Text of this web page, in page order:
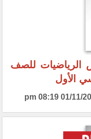
الرياضيات للصف
الأول